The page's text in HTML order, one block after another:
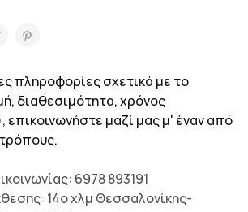
πληροφορίες σχετικά με το
διαθεσιμότητα, χρόνος
μαζί μας μ' έναν από
6978 893191
14ο χλμ Θεσσαλονίκης-